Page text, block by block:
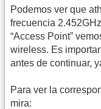
Podemos ver que
frecuencia
“Access Point”
wireless. Es
antes de continuar,
Para ver la
mira: